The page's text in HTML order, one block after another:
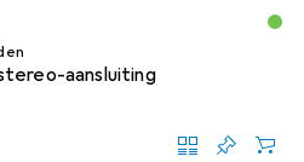
aansluiting